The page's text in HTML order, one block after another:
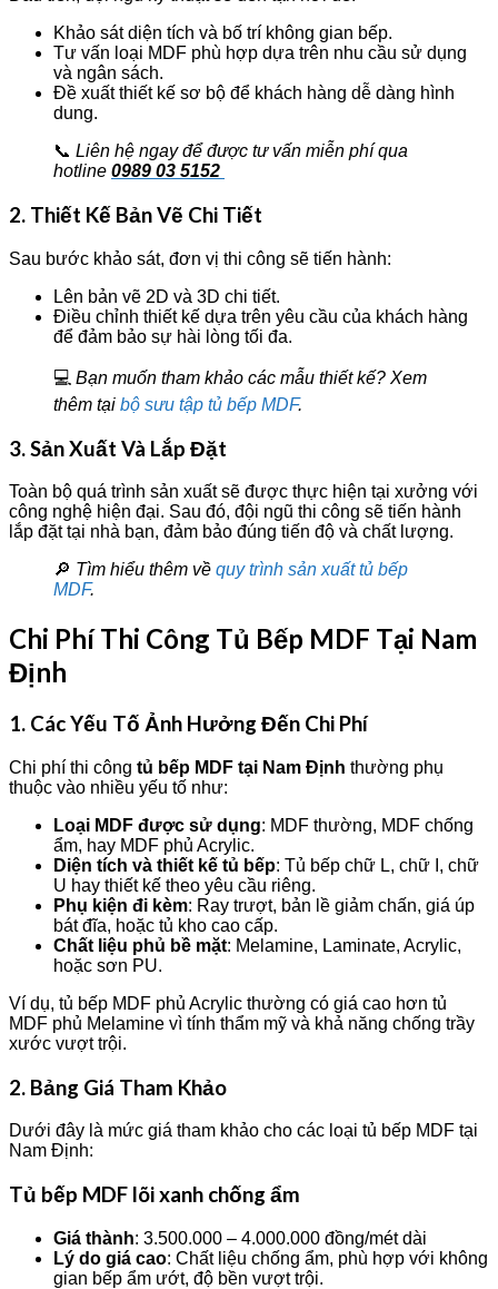
Khảo sát diện tích và bố trí không gian bếp.
Tư vấn loại MDF phù hợp dựa trên nhu cầu sử dụng
và ngân sách.
Đề xuất thiết kế sơ bộ để khách hàng dễ dàng hình
dung.
📞 Liên hệ ngay để được tư vấn miễn phí qua
hotline 0989 03 5152
2. Thiết Kế Bản Vẽ Chi Tiết
Sau bước khảo sát, đơn vị thi công sẽ tiến hành:
Lên bản vẽ 2D và 3D chi tiết.
Điều chỉnh thiết kế dựa trên yêu cầu của khách hàng
để đảm bảo sự hài lòng tối đa.
💻 Bạn muốn tham khảo các mẫu thiết kế? Xem
thêm tại bộ sưu tập tủ bếp MDF.
3. Sản Xuất Và Lắp Đặt
Toàn bộ quá trình sản xuất sẽ được thực hiện tại xưởng với
công nghệ hiện đại. Sau đó, đội ngũ thi công sẽ tiến hành
lắp đặt tại nhà bạn, đảm bảo đúng tiến độ và chất lượng.
🔎 Tìm hiểu thêm về quy trình sản xuất tủ bếp
MDF.
Chi Phí Thi Công Tủ Bếp MDF Tại Nam
Định
1. Các Yếu Tố Ảnh Hưởng Đến Chi Phí
Chi phí thi công tủ bếp MDF tại Nam Định thường phụ
thuộc vào nhiều yếu tố như:
Loại MDF được sử dụng: MDF thường, MDF chống
ẩm, hay MDF phủ Acrylic.
Diện tích và thiết kế tủ bếp: Tủ bếp chữ L, chữ I, chữ
U hay thiết kế theo yêu cầu riêng.
Phụ kiện đi kèm: Ray trượt, bản lề giảm chấn, giá úp
bát đĩa, hoặc tủ kho cao cấp.
Chất liệu phủ bề mặt: Melamine, Laminate, Acrylic,
hoặc sơn PU.
Ví dụ, tủ bếp MDF phủ Acrylic thường có giá cao hơn tủ
MDF phủ Melamine vì tính thẩm mỹ và khả năng chống trầy
xước vượt trội.
2. Bảng Giá Tham Khảo
Dưới đây là mức giá tham khảo cho các loại tủ bếp MDF tại
Nam Định:
Tủ bếp MDF lõi xanh chống ẩm
Giá thành: 3.500.000 – 4.000.000 đồng/mét dài
Lý do giá cao: Chất liệu chống ẩm, phù hợp với không
gian bếp ẩm ướt, độ bền vượt trội.